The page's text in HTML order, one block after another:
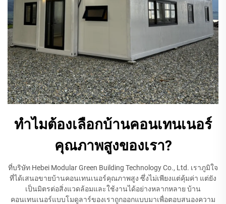
ทำไมต้องเลือกบ้านคอนเทนเนอร์
คุณภาพสูงของเรา?
ที่บริษัท Hebei Modular Green Building Technology Co., Ltd. เราภูมิใจ
ที่ได้เสนอขายบ้านคอนเทนเนอร์คุณภาพสูง ซึ่งไม่เพียงแต่คุ้มค่า แต่ยัง
เป็นมิตรต่อสิ่งแวดล้อมและใช้งานได้อย่างหลากหลาย บ้าน
คอนเทนเนอร์แบบโมดูลาร์ของเราถูกออกแบบมาเพื่อตอบสนองความ